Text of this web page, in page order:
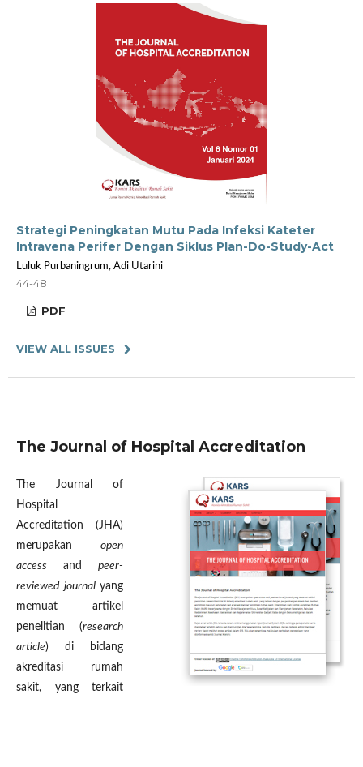
Strategi Peningkatan Mutu Pada Infeksi Kateter
Intravena Perifer Dengan Siklus Plan-Do-Study-Act
Luluk Purbaningrum, Adi Utarini
44-48
PDF
VIEW ALL ISSUES
The Journal of Hospital Accreditation
The Journal of
Hospital
Accreditation (JHA)
merupakan open
access and peer-
reviewed journal yang
memuat artikel
penelitian (research
article) di bidang
akreditasi rumah
sakit, yang terkait